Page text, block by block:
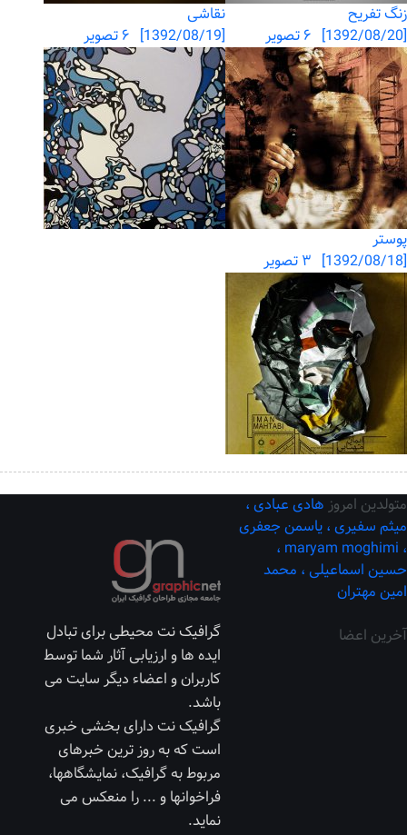
زنگ تفریح
[1392/08/20] ۶ تصویر
نقاشی
[1392/08/19] ۶ تصویر
پوستر
[1392/08/18] ۳ تصویر
متولدین امروز هادی عبادی ،
میثم سفیری ،یاسمن جعفری
، maryam moghimi ،
حسین اسماعیلی ، محمد
امین مهتران
آخرین اعضا
گرافیک نت محیطی برای تبادل
ایده ها و ارزیابی آثار شما توسط
کاربران و اعضاء دیگر سایت می
باشد.
گرافیک نت دارای بخشی خبری
است که به روز ترین خبرهای
مربوط به گرافیک، نمایشگاهها،
فراخوانها و ... را منعکس می
نماید.